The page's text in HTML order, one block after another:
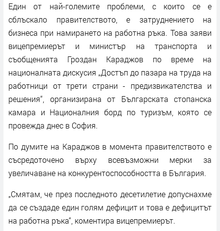
Един от най-големите проблеми, с които се е
сблъскало правителството, е затруднението на
бизнеса при намирането на работна ръка. Това заяви
вицепремиерът и министър на транспорта и
съобщенията Гроздан Караджов по време на
националната дискусия „Достъп до пазара на труда на
работници от трети страни - предизвикателства и
решения“, организирана от Българската стопанска
камара и Националния борд по туризъм, която се
провежда днес в София.
По думите на Караджов в момента правителството е
съсредоточено върху всевъзможни мерки за
увеличаване на конкурентоспособността в България.
„Смятам, че през последното десетилетие допуснахме
да се създаде един голям дефицит и това е дефицитът
на работна ръка“, коментира вицепремиерът.